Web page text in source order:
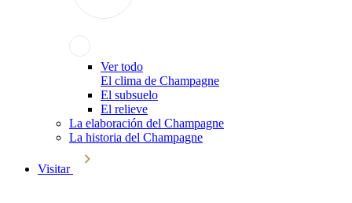
Ver todo
El clima de Champagne
El subsuelo
El relieve
La elaboración del Champagne
La historia del Champagne
Visitar